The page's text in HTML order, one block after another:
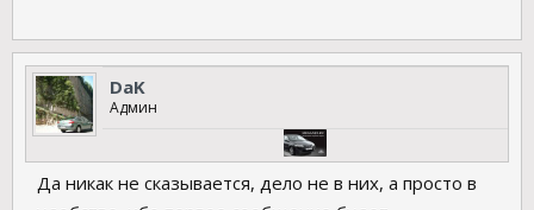
DaK
Админ
Да никак не сказывается, дело не в них, а просто в